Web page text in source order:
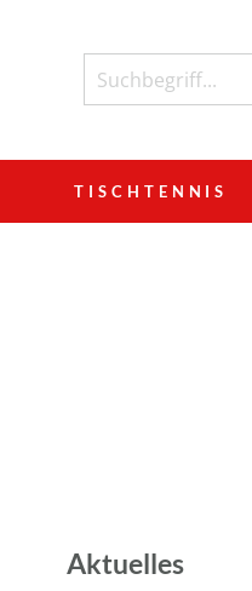
TISCHTENNIS
Aktuelles